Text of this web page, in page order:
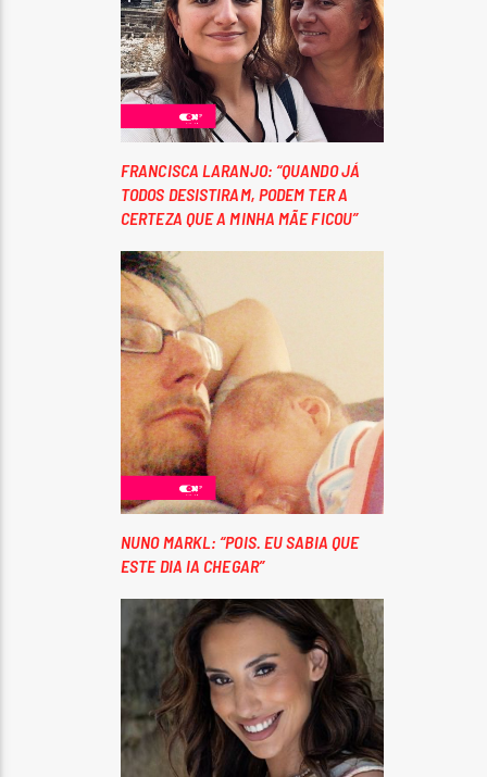
FRANCISCA LARANJO: “QUANDO JÁ
TODOS DESISTIRAM, PODEM TER A
CERTEZA QUE A MINHA MÃE FICOU”
NUNO MARKL: “POIS. EU SABIA QUE
ESTE DIA IA CHEGAR”